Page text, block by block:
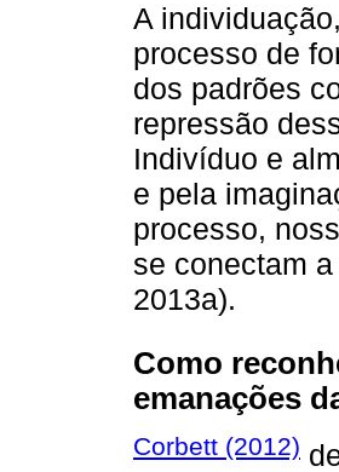
A
processo de
dos padrões
repressão
Indivíduo e
e pela
processo,
se conectam
2013a).
Como
emanações
Corbett (2012)